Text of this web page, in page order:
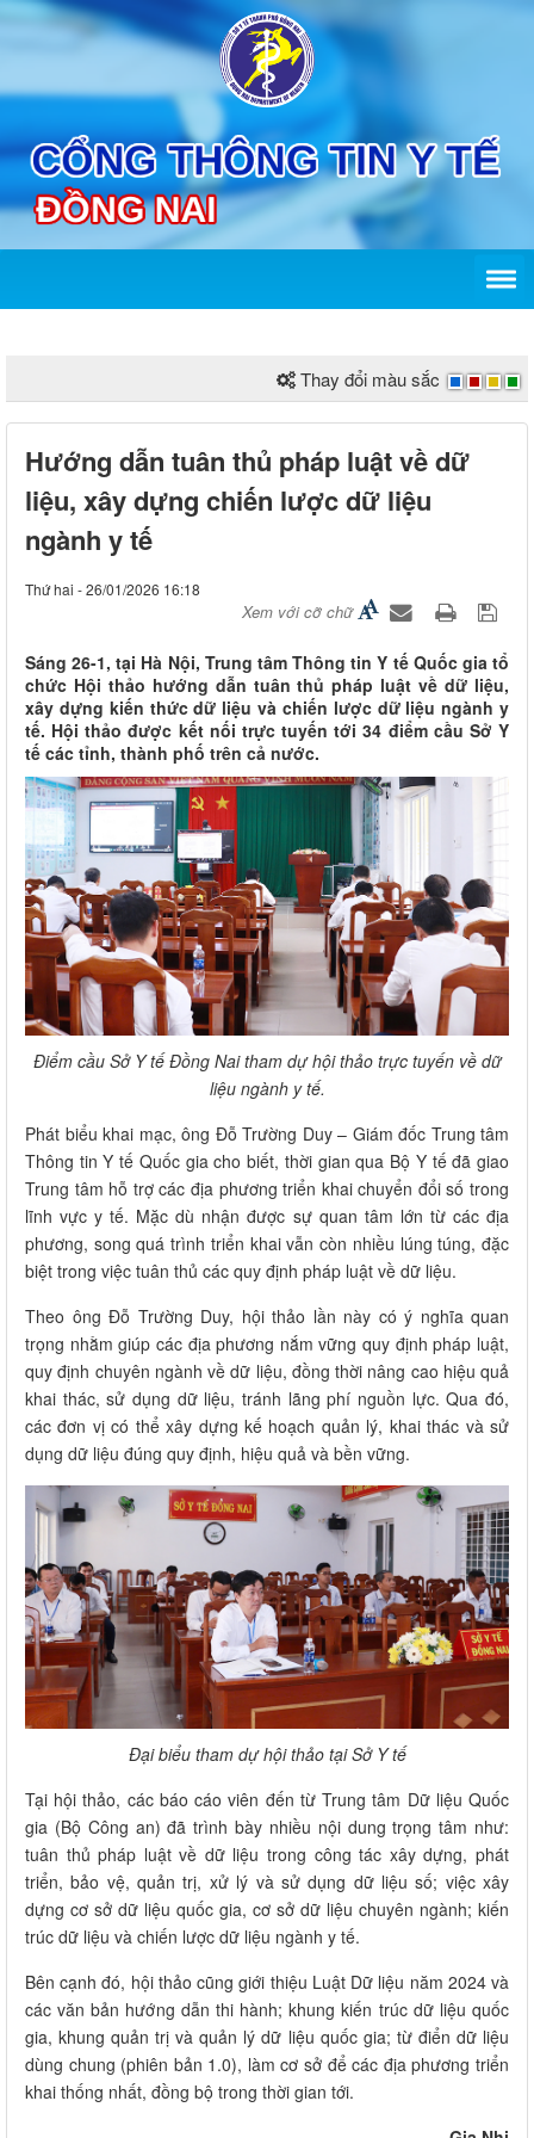
Thay đổi màu sắc
Hướng dẫn tuân thủ pháp luật về dữ
liệu, xây dựng chiến lược dữ liệu
ngành y tế
Thứ hai - 26/01/2026 16:18
Xem với cỡ chữ
Sáng 26-1, tại Hà Nội, Trung tâm Thông tin Y tế Quốc gia tổ
chức Hội thảo hướng dẫn tuân thủ pháp luật về dữ liệu,
xây dựng kiến thức dữ liệu và chiến lược dữ liệu ngành y
tế. Hội thảo được kết nối trực tuyến tới 34 điểm cầu Sở Y
tế các tỉnh, thành phố trên cả nước.
Điểm cầu Sở Y tế Đồng Nai tham dự hội thảo trực tuyến về dữ
liệu ngành y tế.
Phát biểu khai mạc, ông Đỗ Trường Duy – Giám đốc Trung tâm
Thông tin Y tế Quốc gia cho biết, thời gian qua Bộ Y tế đã giao
Trung tâm hỗ trợ các địa phương triển khai chuyển đổi số trong
lĩnh vực y tế. Mặc dù nhận được sự quan tâm lớn từ các địa
phương, song quá trình triển khai vẫn còn nhiều lúng túng, đặc
biệt trong việc tuân thủ các quy định pháp luật về dữ liệu.
Theo ông Đỗ Trường Duy, hội thảo lần này có ý nghĩa quan
trọng nhằm giúp các địa phương nắm vững quy định pháp luật,
quy định chuyên ngành về dữ liệu, đồng thời nâng cao hiệu quả
khai thác, sử dụng dữ liệu, tránh lãng phí nguồn lực. Qua đó,
các đơn vị có thể xây dựng kế hoạch quản lý, khai thác và sử
dụng dữ liệu đúng quy định, hiệu quả và bền vững.
Đại biểu tham dự hội thảo tại Sở Y tế
Tại hội thảo, các báo cáo viên đến từ Trung tâm Dữ liệu Quốc
gia (Bộ Công an) đã trình bày nhiều nội dung trọng tâm như:
tuân thủ pháp luật về dữ liệu trong công tác xây dựng, phát
triển, bảo vệ, quản trị, xử lý và sử dụng dữ liệu số; việc xây
dựng cơ sở dữ liệu quốc gia, cơ sở dữ liệu chuyên ngành; kiến
trúc dữ liệu và chiến lược dữ liệu ngành y tế.
Bên cạnh đó, hội thảo cũng giới thiệu Luật Dữ liệu năm 2024 và
các văn bản hướng dẫn thi hành; khung kiến trúc dữ liệu quốc
gia, khung quản trị và quản lý dữ liệu quốc gia; từ điển dữ liệu
dùng chung (phiên bản 1.0), làm cơ sở để các địa phương triển
khai thống nhất, đồng bộ trong thời gian tới.